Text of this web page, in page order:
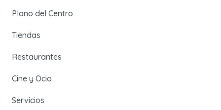
Plano del Centro
Tiendas
Restaurantes
Cine y Ocio
Servicios